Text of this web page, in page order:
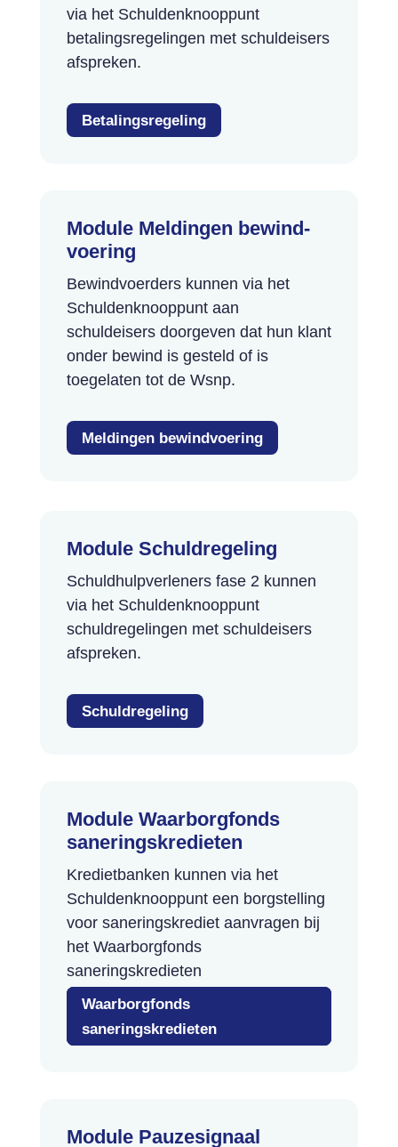
via het Schuldenknooppunt
betalingsregelingen met schuldeisers
afspreken.
Betalingsregeling
Module Meldingen bewind­
voering
Bewindvoerders kunnen via het
Schuldenknooppunt aan
schuldeisers doorgeven dat hun klant
onder bewind is gesteld of is
toegelaten tot de Wsnp.
Meldingen bewindvoering
Module Schuld­regeling
Schuldhulpverleners fase 2 kunnen
via het Schuldenknooppunt
schuldregelingen met schuldeisers
afspreken.
Schuldregeling
Module Waarborg­fonds
sanerings­kredieten
Kredietbanken kunnen via het
Schuldenknooppunt een borgstelling
voor saneringskrediet aanvragen bij
het Waarborgfonds
saneringskredieten
Waarborgfonds
saneringskredieten
Waarborgfonds
saneringskredieten
Waarborgfonds
saneringskredieten
Module Pauzesignaal